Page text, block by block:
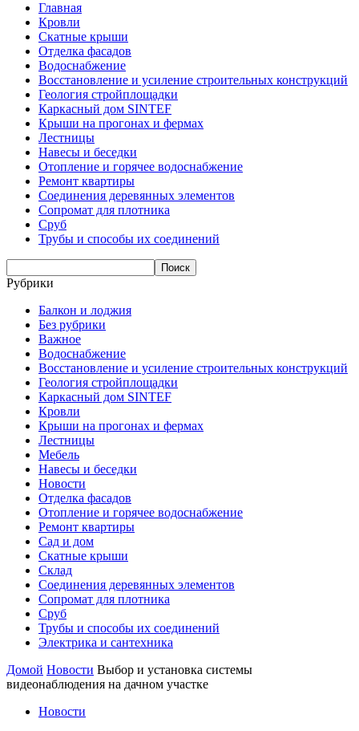
Главная
Кровли
Скатные крыши
Отделка фасадов
Водоснабжение
Восстановление и усиление строительных конструкций
Геология стройплощадки
Каркасный дом SINTEF
Крыши на прогонах и фермах
Лестницы
Навесы и беседки
Отопление и горячее водоснабжение
Ремонт квартиры
Соединения деревянных элементов
Сопромат для плотника
Сруб
Трубы и способы их соединений
Рубрики
Балкон и лоджия
Без рубрики
Важное
Водоснабжение
Восстановление и усиление строительных конструкций
Геология стройплощадки
Каркасный дом SINTEF
Кровли
Крыши на прогонах и фермах
Лестницы
Мебель
Навесы и беседки
Новости
Отделка фасадов
Отопление и горячее водоснабжение
Ремонт квартиры
Сад и дом
Скатные крыши
Склад
Соединения деревянных элементов
Сопромат для плотника
Сруб
Трубы и способы их соединений
Электрика и сантехника
Домой Новости Выбор и установка системы
видеонаблюдения на дачном участке
Новости